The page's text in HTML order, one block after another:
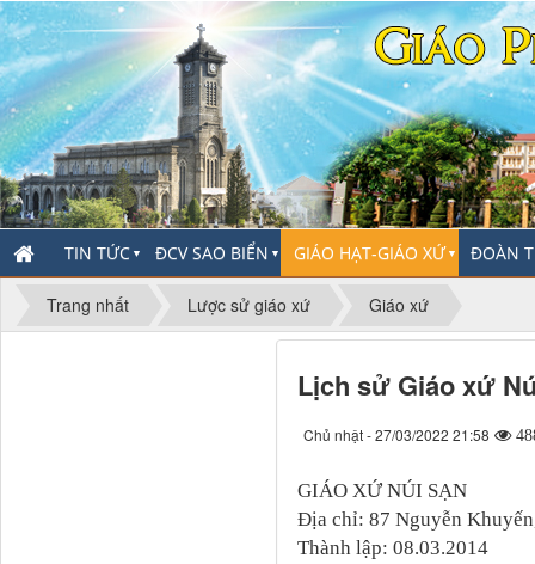
TIN TỨC ▼ ĐCV SAO BIỂN ▼ GIÁO HẠT-GIÁO XỨ▼ ĐOÀN
Trang nhất Lược sử giáo xứ Giáo xứ
Lịch sử Giáo xứ
Chủ nhật - 27/03/2022 21:58
GIÁO XỨ NÚI SẠN
Địa chỉ: 87 Nguyễn
Thành lập: 08.03.2014